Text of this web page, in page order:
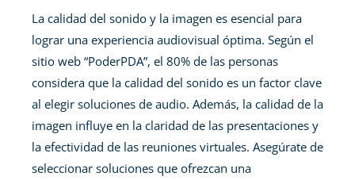
La calidad del sonido y la imagen es esencial para
lograr una experiencia audiovisual óptima. Según el
sitio web “PoderPDA”, el 80% de las personas
considera que la calidad del sonido es un factor clave
al elegir soluciones de audio. Además, la calidad de la
imagen influye en la claridad de las presentaciones y
la efectividad de las reuniones virtuales. Asegúrate de
seleccionar soluciones que ofrezcan una